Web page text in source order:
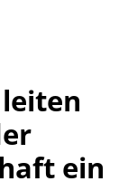
ein